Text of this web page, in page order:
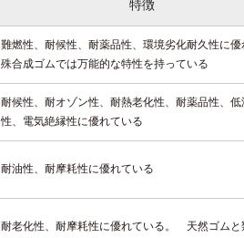
特徴
難燃性、耐候性、耐薬品性、環境劣化耐久性に優
殊合成ゴムでは万能的な特性を持っている
耐候性、耐オゾン性、耐熱老化性、耐薬品性、低
性、電気絶縁性に優れている
耐油性、耐摩耗性に優れている
耐老化性、耐摩耗性に優れている。 天然ゴムと